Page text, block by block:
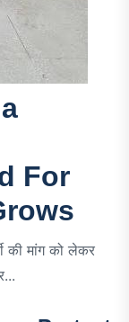
For
की मांग को लेकर